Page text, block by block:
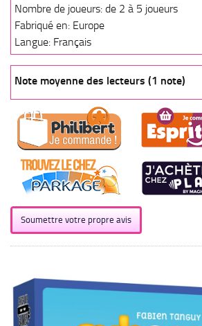
Nombre de joueurs: de 2 à 5 joueurs
Fabriqué en: Europe
Langue: Français
Note moyenne des lecteurs (1 note)
Soumettre votre propre avis